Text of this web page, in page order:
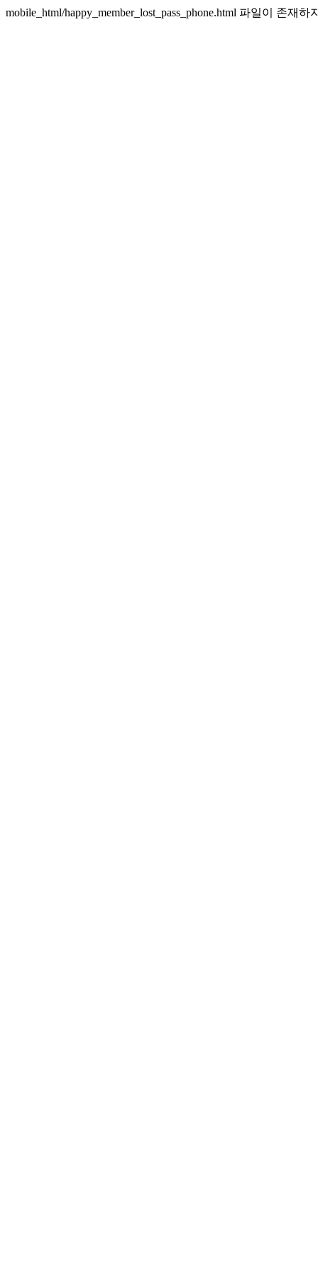
mobile_html/happy_member_lost_pass_phone.html 파일이 존재하